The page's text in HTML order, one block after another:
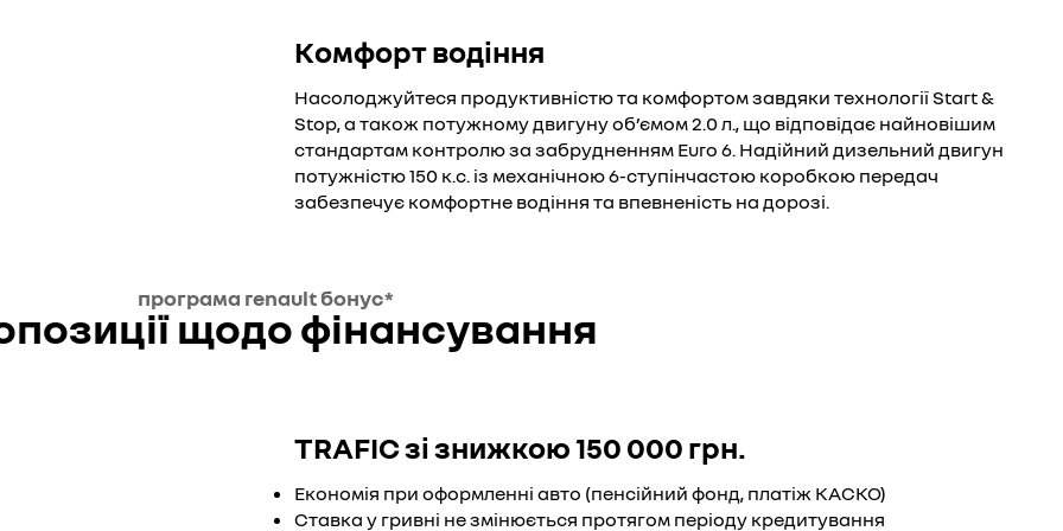
Комфорт водіння
Насолоджуйтеся продуктивністю та комфортом завдяки технології Start &
Stop, а також потужному двигуну об’ємом 2.0 л., що відповідає найновішим
стандартам контролю за забрудненням Euro 6. Надійний дизельний двигун
потужністю 150 к.с. із механічною 6-ступінчастою коробкою передач
забезпечує комфортне водіння та впевненість на дорозі.
програма renault бонус*
щодо фінансування
TRAFIC зі знижкою 150 000 грн.
Економія при оформленні авто (пенсійний фонд, платіж КАСКО)
Ставка у гривні не змінюється протягом періоду кредитування